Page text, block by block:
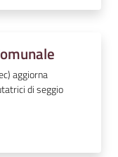
aggiorna
di seggio